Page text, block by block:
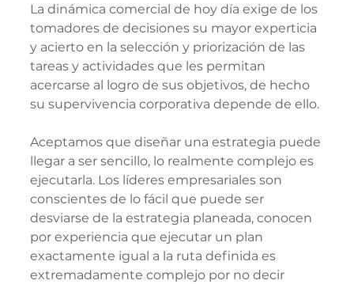
La dinámica comercial de hoy día exige de los
tomadores de decisiones su mayor experticia
y acierto en la selección y priorización de las
tareas y actividades que les permitan
acercarse al logro de sus objetivos, de hecho
su supervivencia corporativa depende de ello.
Aceptamos que diseñar una estrategia puede
llegar a ser sencillo, lo realmente complejo es
ejecutarla. Los líderes empresariales son
conscientes de lo fácil que puede ser
desviarse de la estrategia planeada, conocen
por experiencia que ejecutar un plan
exactamente igual a la ruta definida es
extremadamente complejo por no decir